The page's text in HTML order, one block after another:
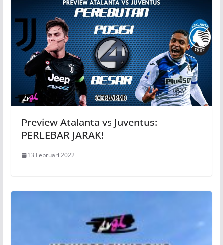
Preview Atalanta vs Juventus:
PERLEBAR JARAK!
13 Februari 2022